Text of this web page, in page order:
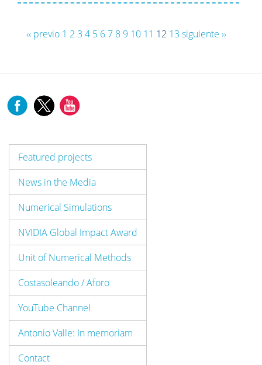
‹‹ previo 1 2 3 4 5 67 8 9 10 11 12 13 siguiente ››
Featured projects
News in the Media
Numerical Simulations
NVIDIA Global Impact Award
Unit of Numerical Methods
Costasoleando / Aforo
YouTube Channel
Antonio Valle: In memoriam
Contact